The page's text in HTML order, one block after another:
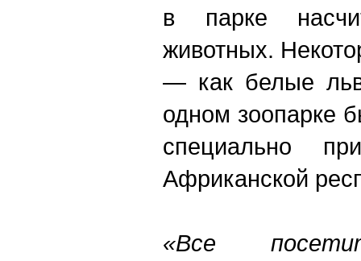
в парке
животных.
— как белые
одном
специально
Африканской
«Все